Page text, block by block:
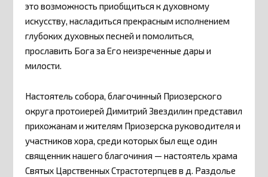
это возможность приобщиться к духовному
искусству, насладиться прекрасным исполнением
глубоких духовных песней и помолиться,
прославить Бога за Его неизреченные дары и
милости.
Настоятель собора, благочинный Приозерского
округа протоиерей Димитрий Звездилин представил
прихожанам и жителям Приозерска руководителя и
участников хора, среди которых был еще один
священник нашего благочиния — настоятель храма
Святых Царственных Страстотерпцев в д. Раздолье